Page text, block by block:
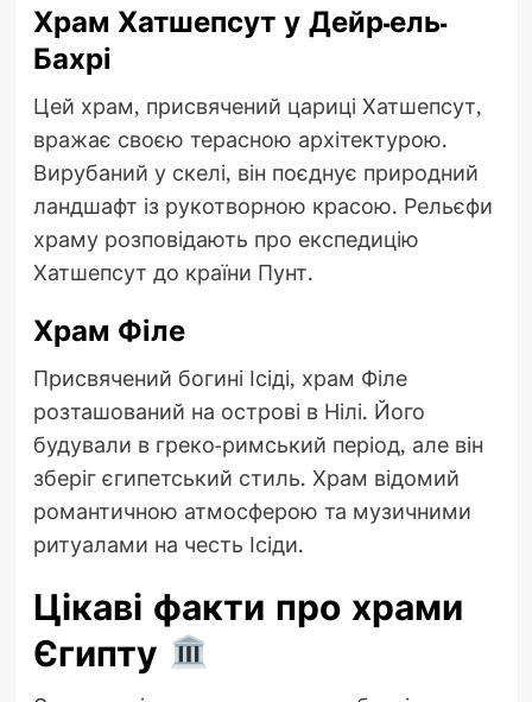
Храм Хатшепсут у Дейр-ель-
Бахрі
Цей храм, присвячений цариці Хатшепсут,
вражає своєю терасною архітектурою.
Вирубаний у скелі, він поєднує природний
ландшафт із рукотворною красою. Рельєфи
храму розповідають про експедицію
Хатшепсут до країни Пунт.
Храм Філе
Присвячений богині Ісіді, храм Філе
розташований на острові в Нілі. Його
будували в греко-римський період, але він
зберіг єгипетський стиль. Храм відомий
романтичною атмосферою та музичними
ритуалами на честь Ісіди.
Цікаві факти про храми
Єгипту